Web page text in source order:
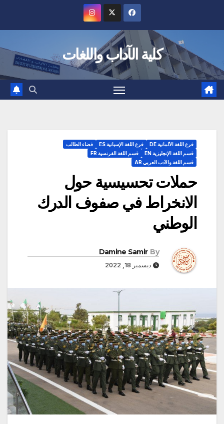
كلية الآداب واللغات
فرع اللغة الألمانية DE فرع اللغة الإسبانية ES
فضاء الطالب
قسم اللغة الإنجليزية EN
قسم اللغة الفرنسية FR
قسم اللغة والأدب العربي AR
حملات تحسيسية حول
الانخراط في صفوف الدرك
الوطني‎‎
By
Damine Samir
ديسمبر 18, 2022